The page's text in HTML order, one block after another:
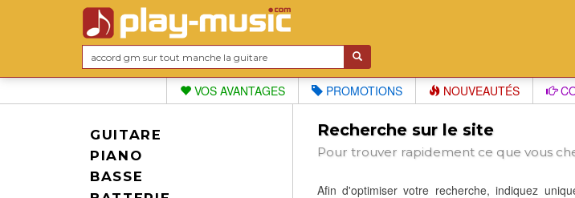
VOS AVANTAGES PROMOTIONS NOUVEAUTÉS
GUITARE
PIANO
BASSE
Recherche sur le site
Pour trouver rapidement ce que vous
Afin d'optimiser votre recherche, indiquez